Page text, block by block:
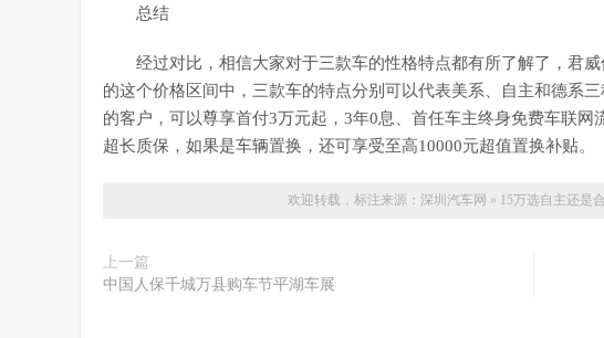
总结
经过对比，相信大家对于三款车的性格特点都有所了解了，君
的这个价格区间中，三款车的特点分别可以代表美系、自主和德系
的客户，可以尊享首付3万元起，3年0息、首任车主终身免费车联
超长质保，如果是车辆置换，还可享受至高10000元超值置换补贴。
欢迎转载，标注来源： 深圳汽车网 » 15万选自主还是
上一篇
中国人保千城万县购车节平湖车展